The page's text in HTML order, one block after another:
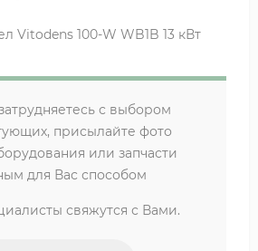
Vitodens 100-W WB1B 13 кВт
с выбором
присылайте фото
или запчасти
для Вас способом
свяжутся с Вами.